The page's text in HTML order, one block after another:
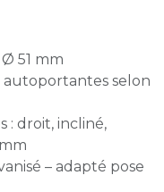
51 mm
autoportantes selon
: droit, incliné,
– adapté pose